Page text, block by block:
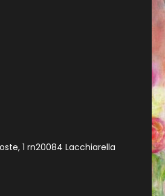
1 rn20084 Lacchiarella